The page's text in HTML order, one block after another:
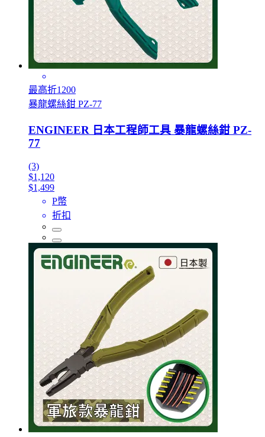
最高折1200
暴龍螺絲鉗 PZ-77
ENGINEER 日本工程師工具 暴龍螺絲鉗 PZ-
77
(3)
$1,120
$1,499
P幣
折扣